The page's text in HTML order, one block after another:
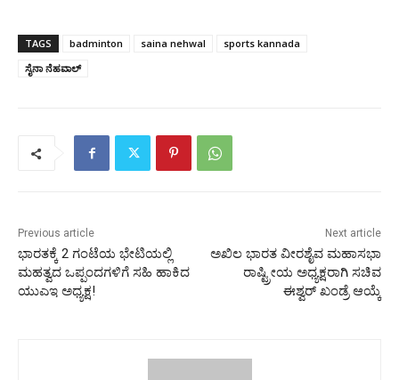
TAGS badminton saina nehwal
sports kannada
ಸೈನಾ ನೆಹವಾಲ್‌
Previous article
ಭಾರತಕ್ಕೆ 2 ಗಂಟೆಯ ಭೇಟಿಯಲ್ಲಿ
ಮಹತ್ವದ ಒಪ್ಪಂದಗಳಿಗೆ ಸಹಿ ಹಾಕಿದ
ಯುಎಇ ಅಧ್ಯಕ್ಷ!
Next article
ಅಖಿಲ ಭಾರತ ವೀರಶೈವ ಮಹಾಸಭಾ
ರಾಷ್ಟ್ರೀಯ ಅಧ್ಯಕ್ಷರಾಗಿ ಸಚಿವ
ಈಶ್ವರ್ ಖಂಡ್ರೆ ಆಯ್ಕೆ